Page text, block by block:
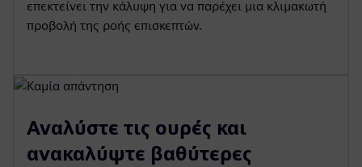
επεκτείνει την κάλυψη για να παρέχει μια κλιμακωτή
προβολή της ροής επισκεπτών.
Αναλύστε τις ουρές και
ανακαλύψτε βαθύτερες